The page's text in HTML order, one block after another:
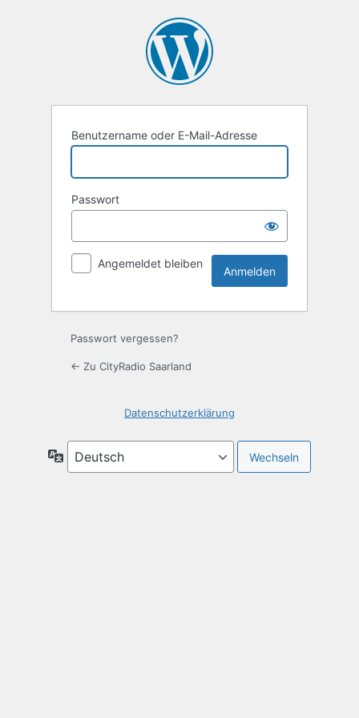
Benutzername oder E-Mail-Adresse
Passwort
Angemeldet bleiben
Passwort vergessen?
← Zu CityRadio Saarland
Datenschutzerklärung
Sprache